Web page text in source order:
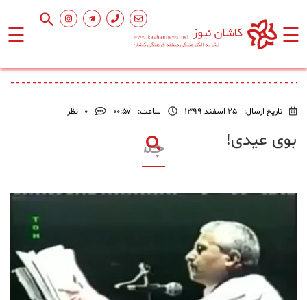
☰ ☰
اصلی
هنر
زیست
تاریخ ارسال: 25 اسفند 1399 ساعت: ۰۰:۵۷ 0 نظر
بوی عیدی!